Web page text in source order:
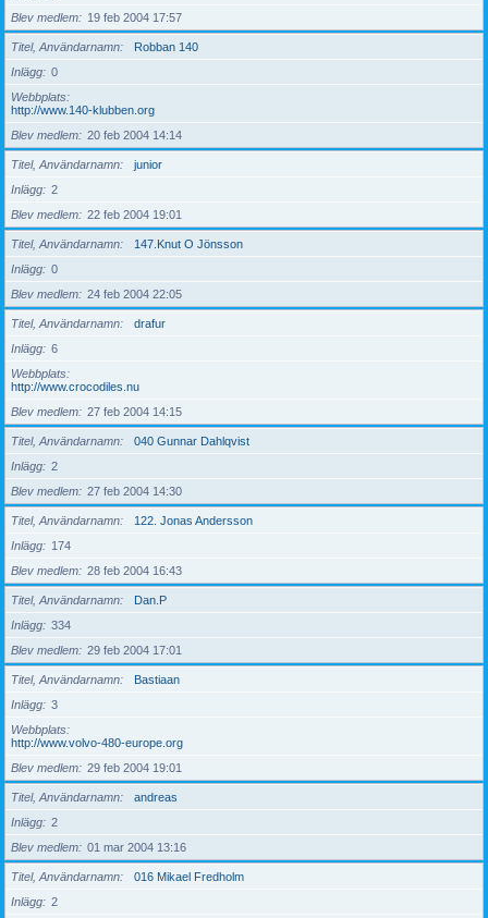
Blev medlem
19 feb 2004 17:57
Titel, Användarnamn
Robban 140
Inlägg
0
Webbplats
http://www.140-klubben.org
Blev medlem
20 feb 2004 14:14
Titel, Användarnamn
junior
Inlägg
2
Blev medlem
22 feb 2004 19:01
Titel, Användarnamn
147.Knut O Jönsson
Inlägg
0
Blev medlem
24 feb 2004 22:05
Titel, Användarnamn
drafur
Inlägg
6
Webbplats
http://www.crocodiles.nu
Blev medlem
27 feb 2004 14:15
Titel, Användarnamn
040 Gunnar Dahlqvist
Inlägg
2
Blev medlem
27 feb 2004 14:30
Titel, Användarnamn
122. Jonas Andersson
Inlägg
174
Blev medlem
28 feb 2004 16:43
Titel, Användarnamn
Dan.P
Inlägg
334
Blev medlem
29 feb 2004 17:01
Titel, Användarnamn
Bastiaan
Inlägg
3
Webbplats
http://www.volvo-480-europe.org
Blev medlem
29 feb 2004 19:01
Titel, Användarnamn
andreas
Inlägg
2
Blev medlem
01 mar 2004 13:16
Titel, Användarnamn
016 Mikael Fredholm
Inlägg
2